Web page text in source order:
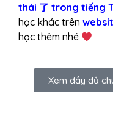
thái 了 trong tiếng
học khác trên
học thêm nhé
Xem đầy đủ